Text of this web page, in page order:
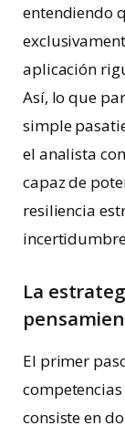
entendiendo
aplicación
Así, lo que
simple
el analista
capaz de
resiliencia
La
El primer
consiste en